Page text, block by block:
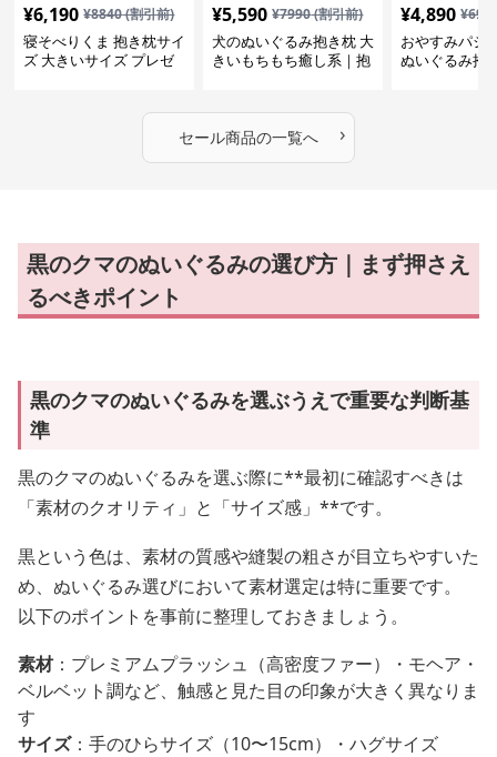
¥6,190 ¥8840(割引前)
寝そべりくま 抱き枕サイ
ズ 大きいサイズ プレゼ
¥5,590 ¥7990(割引前)
犬のぬいぐるみ抱き枕 大
きいもちもち癒し系｜抱
¥4,890 ¥
おやすみパジ
ぬいぐるみ抱
セール商品の一覧へ ›
黒のクマのぬいぐるみの選び方｜まず押さえ
るべきポイント
黒のクマのぬいぐるみを選ぶうえで重要な判断基
準
黒のクマのぬいぐるみを選ぶ際に**最初に確認すべきは
「素材のクオリティ」と「サイズ感」**です。
黒という色は、素材の質感や縫製の粗さが目立ちやすいた
め、ぬいぐるみ選びにおいて素材選定は特に重要です。
以下のポイントを事前に整理しておきましょう。
素材：プレミアムプラッシュ（高密度ファー）・モヘア・
ベルベット調など、触感と見た目の印象が大きく異なりま
す
サイズ：手のひらサイズ（10〜15cm）・ハグサイズ